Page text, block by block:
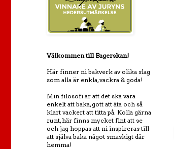
Välkommen till Bagerskan!
Här finner ni bakverk av olika slag
som alla är enkla, vackra & goda!
Min filosofi är att det ska vara
enkelt att baka, gott att äta och så
klart vackert att titta på. Kolla gärna
runt, här finns mycket fint att se
och jag hoppas att ni inspireras till
att själva baka något smaskigt där
hemma!